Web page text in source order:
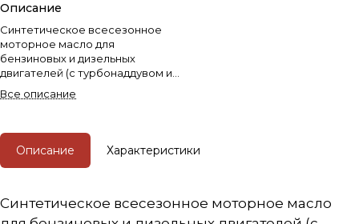
Описание
Синтетическое всесезонное
моторное масло для
бензиновых и дизельных
двигателей (с турбонаддувом и
внедорожников и
Все описание
Описание Характеристики
Синтетическое всесезонное моторное масло